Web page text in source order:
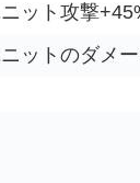
ット攻撃
ットのダメ